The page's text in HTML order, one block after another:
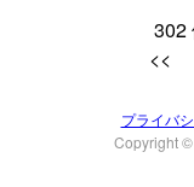
302
プライバ
Copyright